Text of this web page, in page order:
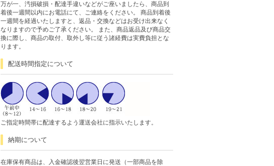
万が一、汚損破損・配達手違いなどがご座いましたら、商品到
着後一週間以内にお電話にて、ご連絡をください。 商品到着後
一週間を経過いたしますと、返品・交換などはお受け出来なく
なりますので予めご了承ください。 また、商品返品及び商品交
換に際し、商品の取付、取外し等に従う諸経費は実費負担とな
ります。
配送時間指定について
ご指定時間帯に配達するよう運送会社に指示いたします。
納期について
在庫保有商品は、入金確認後翌営業日に発送（一部商品を除